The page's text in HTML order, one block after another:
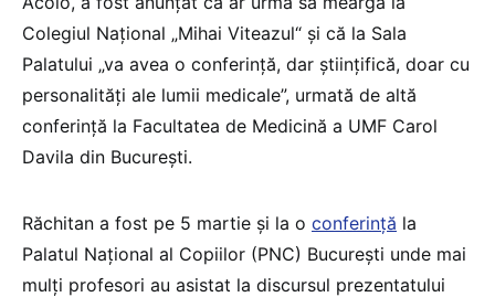
Colegiul Național „Mihai Viteazul“ și că la Sala
Palatului „va avea o conferință, dar științifică, doar cu
personalități ale lumii medicale”, urmată de altă
conferință la Facultatea de Medicină a UMF Carol
Davila din București.
Răchitan a fost pe 5 martie și la o conferință la
Palatul Național al Copiilor (PNC) București unde mai
mulți profesori au asistat la discursul prezentatului